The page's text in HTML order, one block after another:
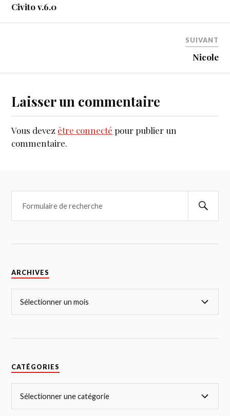
Civito v.6.0
SUIVANT
Nicole
Laisser un commentaire
Vous devez être connecté pour publier un
commentaire.
ARCHIVES
CATÉGORIES